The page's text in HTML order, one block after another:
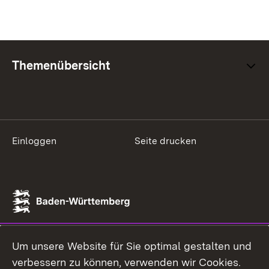
Themenübersicht
Einloggen Seite drucken
Um unsere Website für Sie optimal gestalten und
verbessern zu können, verwenden wir Cookies.